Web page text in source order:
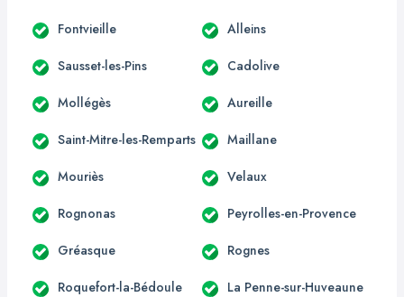
Fontvieille Alleins
Sausset-les-Pins Cadolive
Mollégès Aureille
Saint-Mitre-les-Remparts Maillane
Mouriès Velaux
Rognonas Peyrolles-en-Provence
Gréasque Rognes
Roquefort-la-Bédoule La Penne-sur-Huveaune